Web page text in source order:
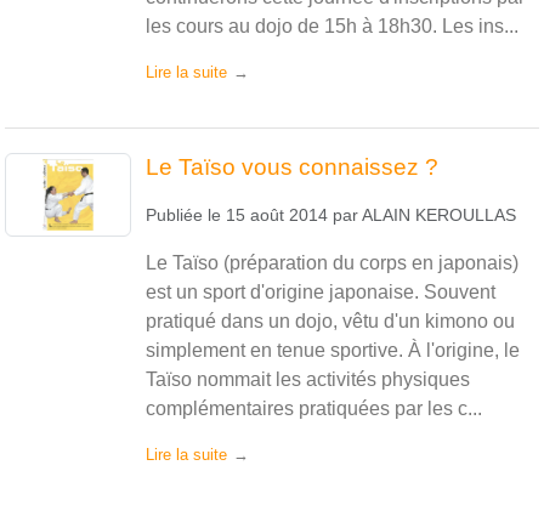
les cours au dojo de 15h à 18h30. Les ins...
Lire la suite
Le Taïso vous connaissez ?
Publiée le 15 août 2014 parALAIN KEROULLAS
Le Taïso (préparation du corps en japonais)
est un sport d'origine japonaise. Souvent
pratiqué dans un dojo, vêtu d'un kimono ou
simplement en tenue sportive. À l'origine, le
Taïso nommait les activités physiques
complémentaires pratiquées par les c...
Lire la suite